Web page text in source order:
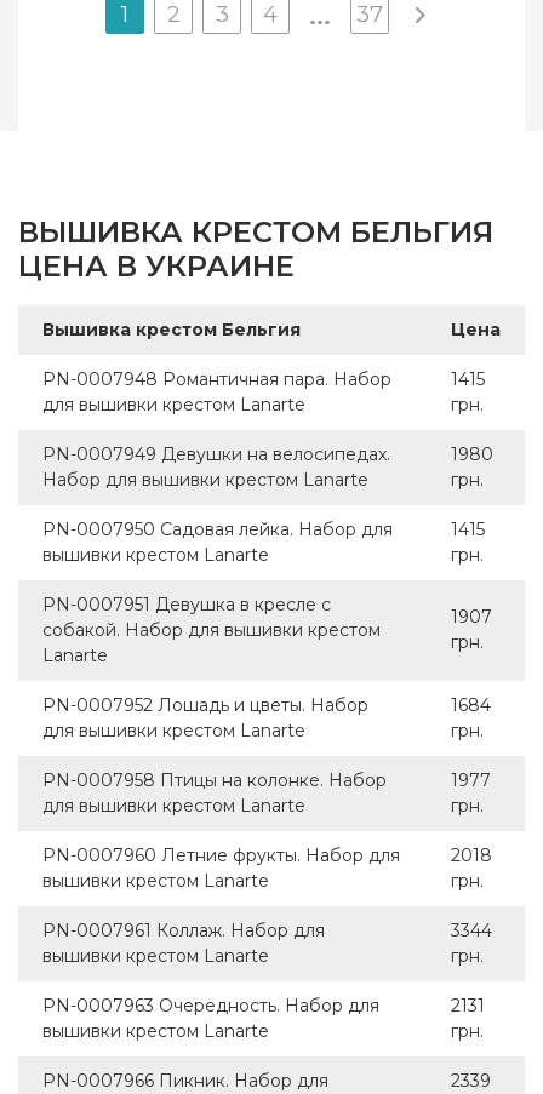
1 2 3 4 ... 37
ВЫШИВКА КРЕСТОМ БЕЛЬГИЯ
ЦЕНА В УКРАИНЕ
Вышивка крестом Бельгия Цена
PN-0007948 Романтичная пара. Набор
для вышивки крестом Lanarte
1415
грн.
PN-0007949 Девушки на велосипедах.
Набор для вышивки крестом Lanarte
1980
грн.
PN-0007950 Садовая лейка. Набор для
вышивки крестом Lanarte
1415
грн.
PN-0007951 Девушка в кресле с
собакой. Набор для вышивки крестом
Lanarte
1907
грн.
PN-0007952 Лошадь и цветы. Набор
для вышивки крестом Lanarte
1684
грн.
PN-0007958 Птицы на колонке. Набор
для вышивки крестом Lanarte
1977
грн.
PN-0007960 Летние фрукты. Набор для
вышивки крестом Lanarte
2018
грн.
PN-0007961 Коллаж. Набор для
вышивки крестом Lanarte
3344
грн.
PN-0007963 Очередность. Набор для
вышивки крестом Lanarte
2131
грн.
PN-0007966 Пикник. Набор для
2339